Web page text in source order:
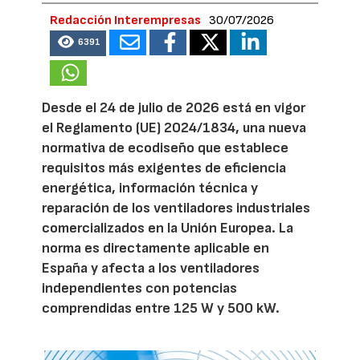
Redacción Interempresas 30/07/2026
6391
Desde el 24 de julio de 2026 está en vigor
el Reglamento (UE) 2024/1834, una nueva
normativa de ecodiseño que establece
requisitos más exigentes de eficiencia
energética, información técnica y
reparación de los ventiladores industriales
comercializados en la Unión Europea. La
norma es directamente aplicable en
España y afecta a los ventiladores
independientes con potencias
comprendidas entre 125 W y 500 kW.